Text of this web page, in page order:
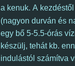
a kenuk. A
(nagyon durván és
egy bő 5-5.5-órás
készülj, tehát kb.
indulástól számítva